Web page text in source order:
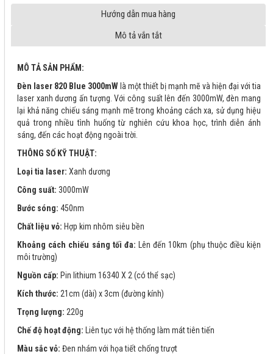
Hướng dẫn mua hàng
Mô tả vắn tắt
MÔ TẢ SẢN PHẨM:
Đèn laser 820 Blue 3000mW là một thiết bị mạnh mẽ và hiện đại với tia
laser xanh dương ấn tượng. Với công suất lên đến 3000mW, đèn mang
lại khả năng chiếu sáng mạnh mẽ trong khoảng cách xa, sử dụng hiệu
quả trong nhiều tình huống từ nghiên cứu khoa học, trình diễn ánh
sáng, đến các hoạt động ngoài trời.
THÔNG SỐ KỸ THUẬT:
Loại tia laser: Xanh dương
Công suất: 3000mW
Bước sóng: 450nm
Chất liệu vỏ: Hợp kim nhôm siêu bền
Khoảng cách chiếu sáng tối đa: Lên đến 10km (phụ thuộc điều kiện
môi trường)
Nguồn cấp: Pin lithium 16340 X 2 (có thể sạc)
Kích thước: 21cm (dài) x 3cm (đường kính)
Trọng lượng: 220g
Chế độ hoạt động: Liên tục với hệ thống làm mát tiên tiến
Màu sắc vỏ: Đen nhám với họa tiết chống trượt